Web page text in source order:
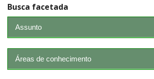
Busca facetada
Assunto
Áreas de conhecimento